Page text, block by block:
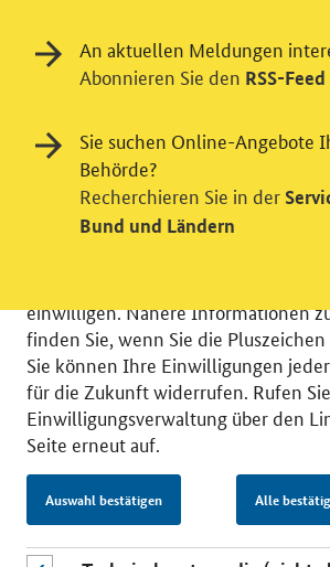
© 2026 Bundesministerium für
RSS
Benutzerhinweise
Impressum
Barrierefreiheit
Einwilligungsverwaltung
Einwilligung in Tracking
Wir bitten Sie an dieser Stelle um
verschiedene Zusatzdienste unserer
möchten die Nutzeraktivität mit
datenschutzfreundlicher Statistiken
einwilligen. Nähere Informationen
finden Sie, wenn Sie die
Sie können Ihre Einwilligungen
für die Zukunft widerrufen. Rufen
Einwilligungsverwaltung über den
Seite erneut auf.
Auswahl bestätigen Alle
An aktuellen Meldungen
Abonnieren Sie den RSS-Feed
Sie suchen Online-Angebote
Behörde?
Recherchieren Sie in der
Bund und Ländern